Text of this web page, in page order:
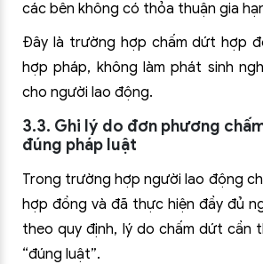
các bên không có thỏa thuận gia
Đây là trường hợp chấm dứt hợp
hợp pháp, không làm phát sinh
cho người lao động.
3.3. Ghi lý do đơn phương
đúng pháp luật
Trong trường hợp người lao động
hợp đồng và đã thực hiện đầy đủ
theo quy định, lý do chấm dứt cần
“đúng luật”.